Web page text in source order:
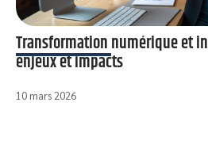
Transformation numérique et
enjeux et impacts
10 mars 2026